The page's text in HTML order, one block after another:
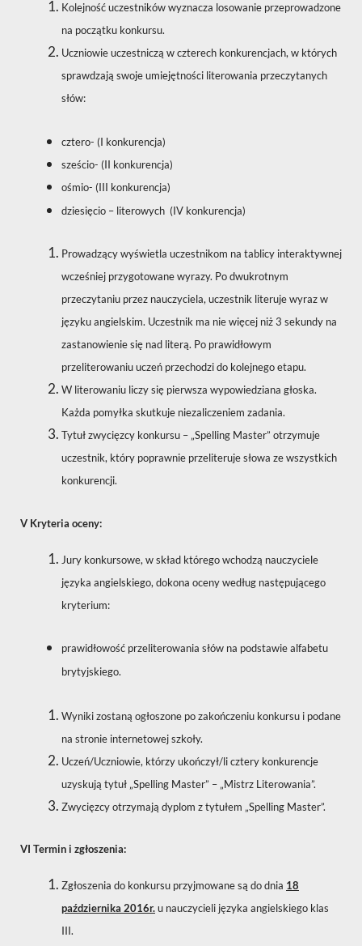
Kolejność uczestników wyznacza losowanie przeprowadzone
na początku konkursu.
Uczniowie uczestniczą w czterech konkurencjach, w których
sprawdzają swoje umiejętności literowania przeczytanych
słów:
cztero- (I konkurencja)
sześcio- (II konkurencja)
ośmio- (III konkurencja)
dziesięcio – literowych (IV konkurencja)
Prowadzący wyświetla uczestnikom na tablicy interaktywnej
wcześniej przygotowane wyrazy. Po dwukrotnym
przeczytaniu przez nauczyciela, uczestnik literuje wyraz w
języku angielskim. Uczestnik ma nie więcej niż 3 sekundy na
zastanowienie się nad literą. Po prawidłowym
przeliterowaniu uczeń przechodzi do kolejnego etapu.
W literowaniu liczy się pierwsza wypowiedziana głoska.
Każda pomyłka skutkuje niezaliczeniem zadania.
Tytuł zwycięzcy konkursu – „Spelling Master” otrzymuje
uczestnik, który poprawnie przeliteruje słowa ze wszystkich
konkurencji.
V Kryteria oceny:
Jury konkursowe, w skład którego wchodzą nauczyciele
języka angielskiego, dokona oceny według następującego
kryterium:
prawidłowość przeliterowania słów na podstawie alfabetu
brytyjskiego.
Wyniki zostaną ogłoszone po zakończeniu konkursu i podane
na stronie internetowej szkoły.
Uczeń/Uczniowie, którzy ukończył/li cztery konkurencje
uzyskują tytuł „Spelling Master” – „Mistrz Literowania”.
Zwycięzcy otrzymają dyplom z tytułem „Spelling Master”.
VI Termin i zgłoszenia:
Zgłoszenia do konkursu przyjmowane są do dnia 18
października 2016r.u nauczycieli języka angielskiego klas
III.